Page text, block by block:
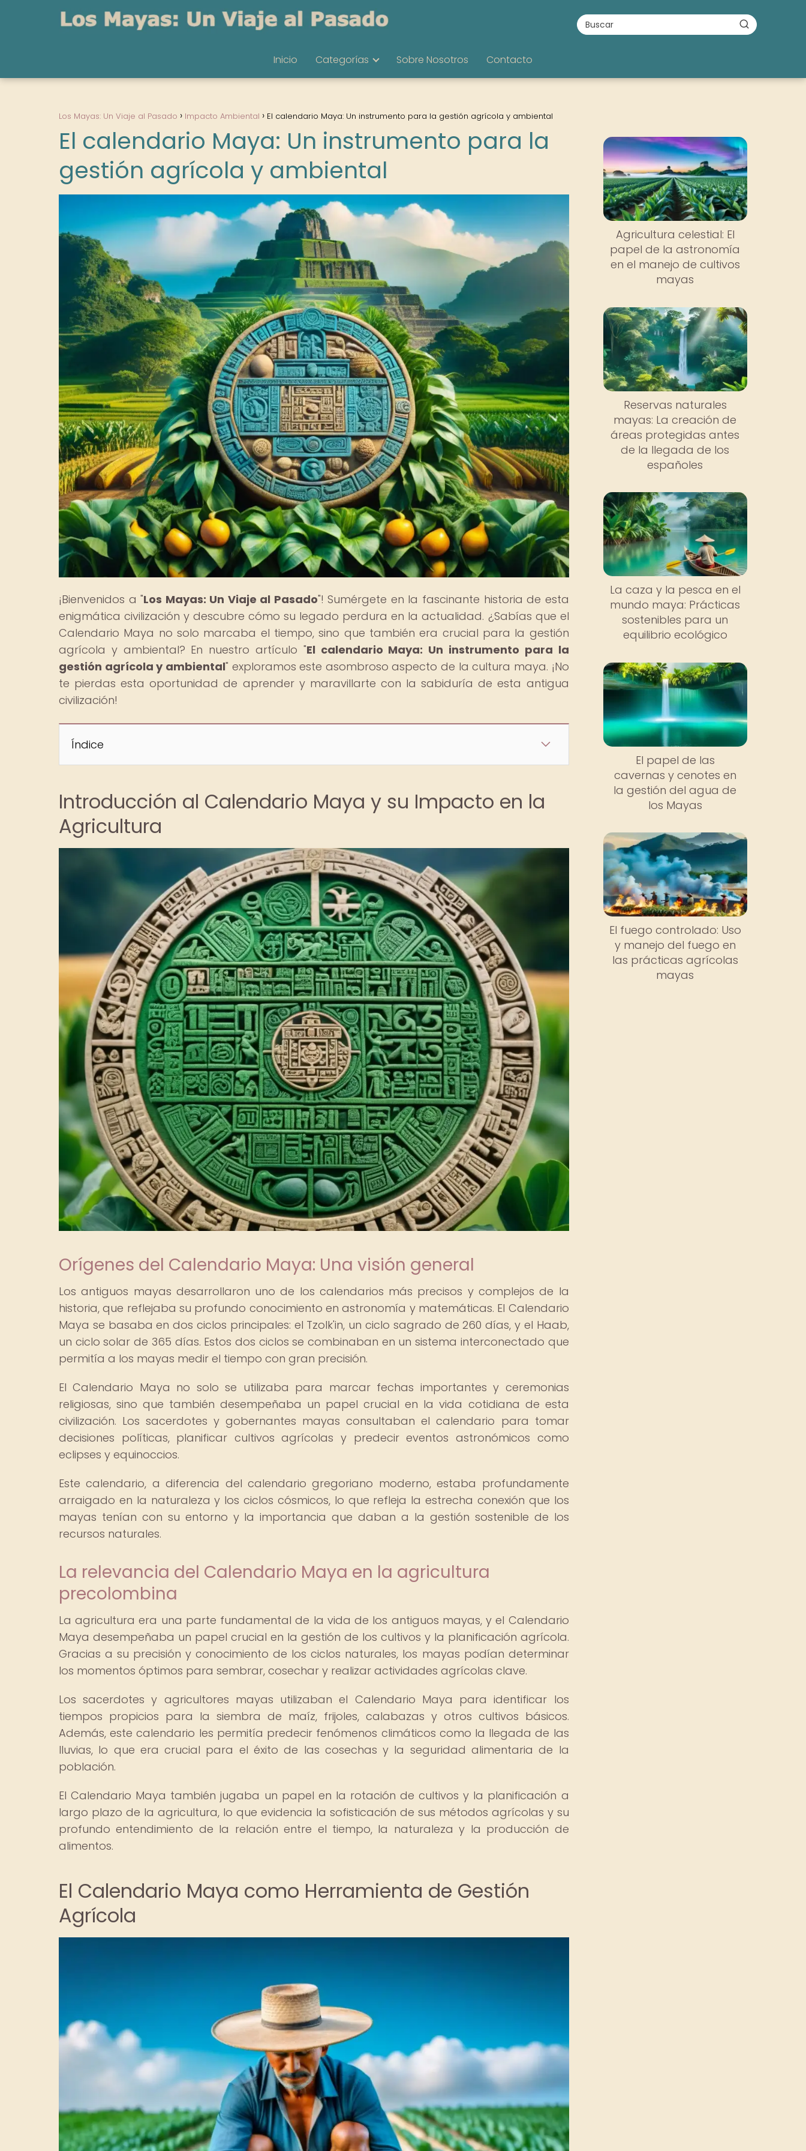
Inicio Categorías Sobre Nosotros Contacto
Los Mayas: Un Viaje al Pasado Impacto Ambiental El calendario Maya: Un instrumento para la gestión agrícola y ambiental
El calendario Maya: Un instrumento para la
gestión agrícola y ambiental
¡Bienvenidos a "Los Mayas: Un Viaje al Pasado"! Sumérgete en la fascinante historia de esta
enigmática civilización y descubre cómo su legado perdura en la actualidad. ¿Sabías que el
Calendario Maya no solo marcaba el tiempo, sino que también era crucial para la gestión
agrícola y ambiental? En nuestro artículo "El calendario Maya: Un instrumento para la
gestión agrícola y ambiental" exploramos este asombroso aspecto de la cultura maya. ¡No
te pierdas esta oportunidad de aprender y maravillarte con la sabiduría de esta antigua
civilización!
Índice
Introducción al Calendario Maya y su Impacto en la
Agricultura
Orígenes del Calendario Maya: Una visión general
Los antiguos mayas desarrollaron uno de los calendarios más precisos y complejos de la
historia, que reflejaba su profundo conocimiento en astronomía y matemáticas. El Calendario
Maya se basaba en dos ciclos principales: el Tzolk'in, un ciclo sagrado de 260 días, y el Haab,
un ciclo solar de 365 días. Estos dos ciclos se combinaban en un sistema interconectado que
permitía a los mayas medir el tiempo con gran precisión.
El Calendario Maya no solo se utilizaba para marcar fechas importantes y ceremonias
religiosas, sino que también desempeñaba un papel crucial en la vida cotidiana de esta
civilización. Los sacerdotes y gobernantes mayas consultaban el calendario para tomar
decisiones políticas, planificar cultivos agrícolas y predecir eventos astronómicos como
eclipses y equinoccios.
Este calendario, a diferencia del calendario gregoriano moderno, estaba profundamente
arraigado en la naturaleza y los ciclos cósmicos, lo que refleja la estrecha conexión que los
mayas tenían con su entorno y la importancia que daban a la gestión sostenible de los
recursos naturales.
La relevancia del Calendario Maya en la agricultura
precolombina
La agricultura era una parte fundamental de la vida de los antiguos mayas, y el Calendario
Maya desempeñaba un papel crucial en la gestión de los cultivos y la planificación agrícola.
Gracias a su precisión y conocimiento de los ciclos naturales, los mayas podían determinar
los momentos óptimos para sembrar, cosechar y realizar actividades agrícolas clave.
Los sacerdotes y agricultores mayas utilizaban el Calendario Maya para identificar los
tiempos propicios para la siembra de maíz, frijoles, calabazas y otros cultivos básicos.
Además, este calendario les permitía predecir fenómenos climáticos como la llegada de las
lluvias, lo que era crucial para el éxito de las cosechas y la seguridad alimentaria de la
población.
El Calendario Maya también jugaba un papel en la rotación de cultivos y la planificación a
largo plazo de la agricultura, lo que evidencia la sofisticación de sus métodos agrícolas y su
profundo entendimiento de la relación entre el tiempo, la naturaleza y la producción de
alimentos.
El Calendario Maya como Herramienta de Gestión
Agrícola
Agricultura celestial: El
papel de la astronomía
en el manejo de cultivos
mayas
Reservas naturales
mayas: La creación de
áreas protegidas antes
de la llegada de los
españoles
La caza y la pesca en el
mundo maya: Prácticas
sostenibles para un
equilibrio ecológico
El papel de las
cavernas y cenotes en
la gestión del agua de
los Mayas
El fuego controlado: Uso
y manejo del fuego en
las prácticas agrícolas
mayas